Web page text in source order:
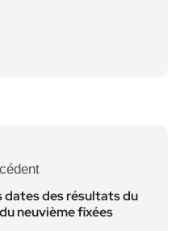
dates des résultats du
neuvième fixées